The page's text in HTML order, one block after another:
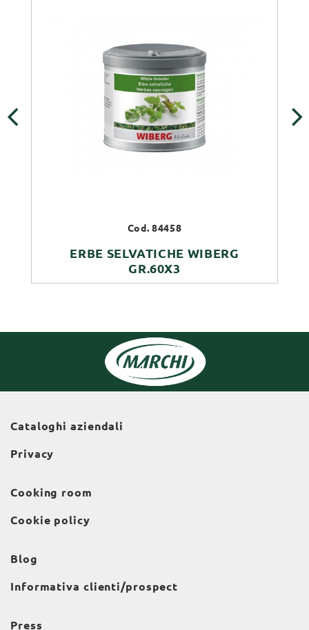
Cod. 84458
ERBE SELVATICHE WIBERG
GR.60X3
Cataloghi aziendali
Privacy
Cooking room
Cookie policy
Blog
Informativa clienti/prospect
Press